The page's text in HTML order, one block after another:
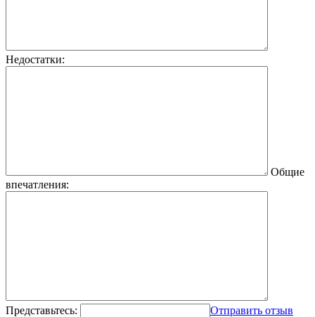
Недостатки:
Общие
впечатления:
Представьтесь: Отправить отзыв